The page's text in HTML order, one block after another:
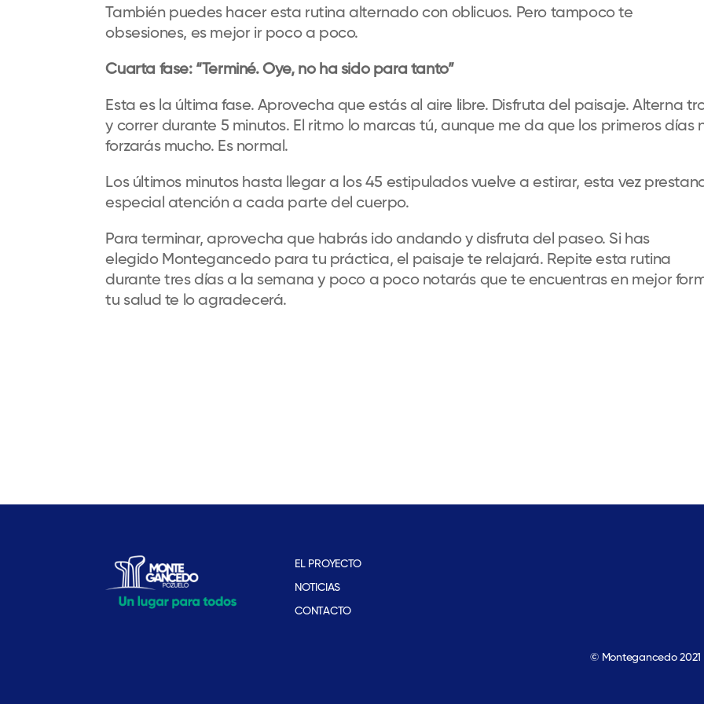
También puedes hacer esta rutina alternado con oblicuos. Pero tampoco te
obsesiones, es mejor ir poco a poco.
Cuarta fase: “Terminé. Oye, no ha sido para tanto”
Esta es la última fase. Aprovecha que estás al aire libre. Disfruta del paisaje. Alterna
y correr durante 5 minutos. El ritmo lo marcas tú, aunque me da que los primeros días
forzarás mucho. Es normal.
Los últimos minutos hasta llegar a los 45 estipulados vuelve a estirar, esta vez
especial atención a cada parte del cuerpo.
Para terminar, aprovecha que habrás ido andando y disfruta del paseo. Si has
elegido Montegancedopara tu práctica, el paisaje te relajará. Repite esta rutina
durante tres días a la semana y poco a poco notarás que te encuentras en mejor
tu salud te lo agradecerá.
EL PROYECTO
NOTICIAS
CONTACTO
© Montegancedo 2021